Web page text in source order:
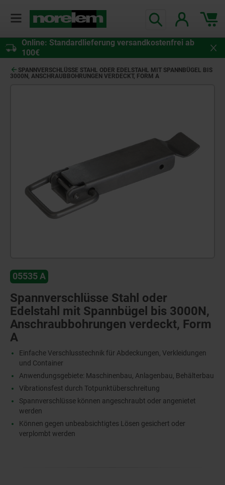
Online: Standardlieferung versandkostenfrei ab
100€
SPANNVERSCHLÜSSE STAHL ODER EDELSTAHL MIT SPANNBÜGEL BIS
3000N, ANSCHRAUBBOHRUNGEN VERDECKT, FORM A
05535 A
Spannverschlüsse Stahl oder
Edelstahl mit Spannbügel bis 3000N,
Anschraubbohrungen verdeckt, Form
A
Einfache Verschlusstechnik für Abdeckungen, Verkleidungen
und Container
Anwendungsgebiete: Maschinenbau, Anlagenbau, Behälterbau
Vibrationsfest durch Totpunktüberschreitung
Spannverschlüsse können angeschraubt oder angenietet
werden
Können gegen unbeabsichtigtes Lösen gesichert oder
verplombt werden